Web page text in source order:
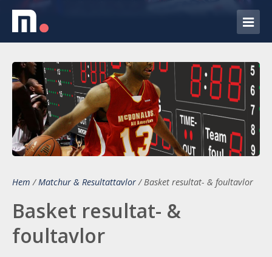
Hem /Matchur & Resultattavlor/Basket resultat- & foultavlor
Basket resultat- &
foultavlor